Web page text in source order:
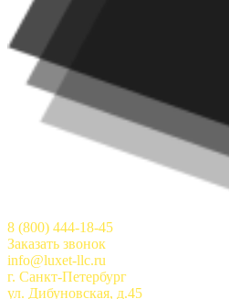
8 (800) 444-18-45
Заказать звонок
info@luxet-llc.ru
г. Санкт-Петербург
ул. Дибуновская, д.45